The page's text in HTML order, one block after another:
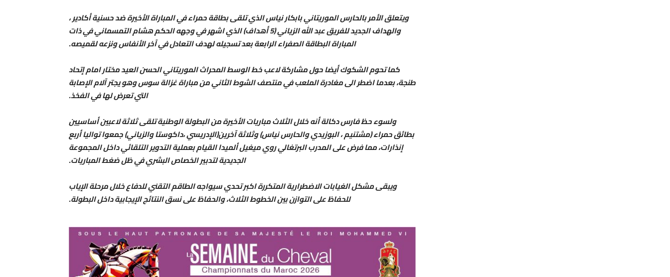
ويتعلق الأمر بالحارس الموريتاني بابكار نياس الذي تلقى بطاقة حمراء في المباراة الأخيرة ضد حسنية أكادير ،
والهداف الجديد للفريق عبد الله الزياني (5 أهداف) الذي اشهر في وجهه الحكم هشام التمسماني في ذات
المباراة البطاقة الصفراء الرابعة بعد تسجيله لهدف التعادل في آخر الأنفاس ونزعه لقميصه.
كما تحوم الشكوك أيضا حول مشاركة لاعب خط الوسط المحراث الموريتاني الحسن العيد مختار امام إتحاد
طنجة، بعدما اضطر الى مغادرة الملعب في منتصف الشوط الثاني من مباراة غزالة سوس وهو يجتر آلام الإصابة
التي تعرض لها في الفخذ.
ولسوء حظ فارس دكالة أنه خلال الثلاث مباريات الأخيرة من البطولة الوطنية تلقى ثلاثة لاعبين أساسيين
بطائق حمراء (مشتنيم ، البوزيدي والحارس نياس) وثلاثة آخرين(الإدريسي ،داكوستا والزياني) جمعوا تواليا أربع
إنذارات، مما فرض على المدرب البرتغالي روي ميغيل ألميدا القيام بعملية التدوير التلقائي داخل المجموعة
الجديدية لتدبير الخصاص البشري في ظل ضغط المباريات.
ويبقى مشكل الغيابات الاضطرارية المتكررة اكبر تحدي سيواجه الطاقم التقني للدفاع خلال مرحلة الإياب
للحفاظ على التوازن بين الخطوط الثلاث، والحفاظ على نسق النتائج الإيجابية داخل البطولة.